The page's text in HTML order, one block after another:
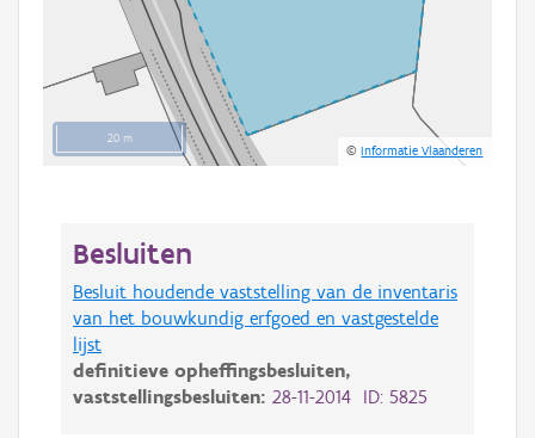
20 m
©Informatie Vlaanderen
Besluiten
Besluit houdende vaststelling van de inventaris
van het bouwkundig erfgoed en vastgestelde
lijst
definitieve opheffingsbesluiten,
vaststellingsbesluiten: 28-11-2014 ID: 5825